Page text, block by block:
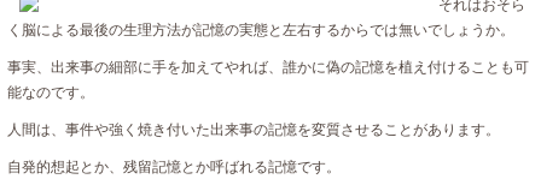
それはおそら
く脳による最後の生理方法が記憶の実態と左右するからでは無いでしょうか。
事実、出来事の細部に手を加えてやれば、誰かに偽の記憶を植え付けることも可
能なのです。
人間は、事件や強く焼き付いた出来事の記憶を変質させることがあります。
自発的想起とか、残留記憶とか呼ばれる記憶です。